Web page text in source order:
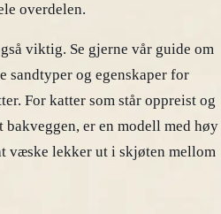
overdelen.
viktig. Se gjerne vår guide om
sandtyper og egenskaper for
For katter som står oppreist og
bakveggen, er en modell med høy
væske lekker ut i skjøten mellom